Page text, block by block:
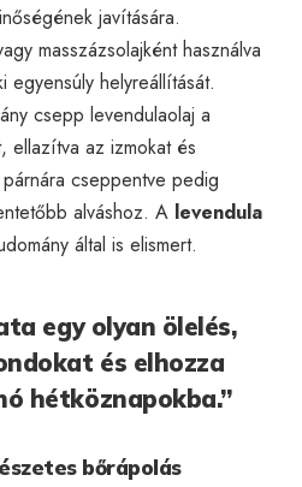
javítására.
masszázsolajként használva
helyreállítását.
csepp levendulaolaj a
ellazítva az izmokat és
cseppentve pedig
alváshoz. A levendula
által is elismert.
egy olyan ölelés,
és elhozza
hétköznapokba.”
bőrápolás